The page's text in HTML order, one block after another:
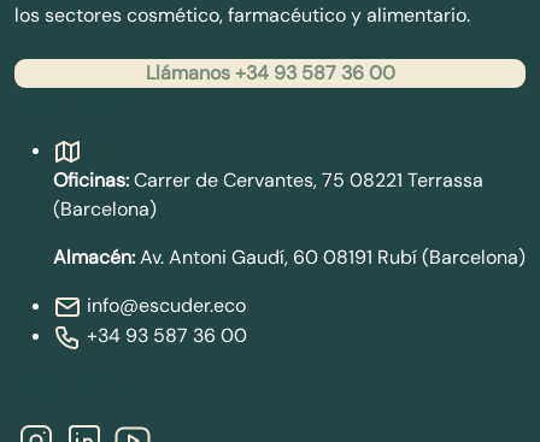
los sectores cosmético, farmacéutico y alimentario.
Llámanos +34 93 587 36 00
Oficinas:Carrer de Cervantes, 75 08221 Terrassa
(Barcelona)
Almacén:Av. Antoni Gaudí, 60 08191 Rubí (Barcelona)
info@escuder.eco
+34 93 587 36 00